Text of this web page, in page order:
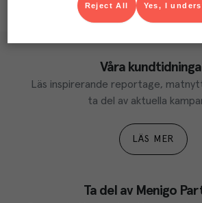
Våra
Läs inspirerande reportage,
ta del av aktuella
LÄS MER
Ta del av Menigo
Yes, I
Reject All